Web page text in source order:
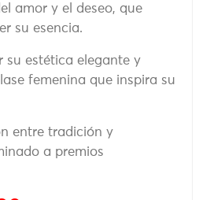
amor y el deseo, que
su esencia.
su estética elegante y
femenina que inspira su
entre tradición y
a premios